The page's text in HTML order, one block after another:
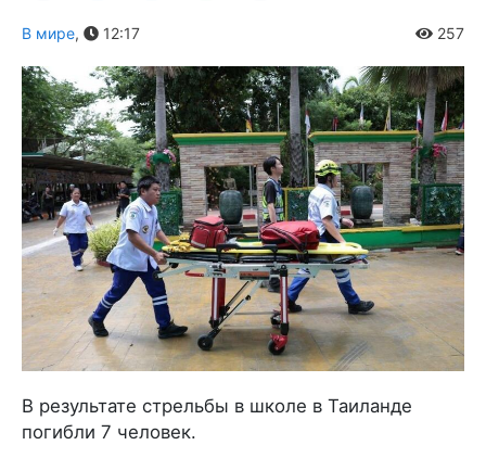
В мире, 12:17 257
В результате стрельбы в школе в Таиланде
погибли 7 человек.